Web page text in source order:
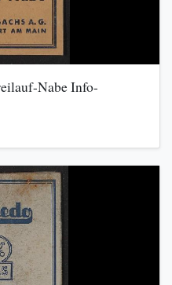
Nabe Info-